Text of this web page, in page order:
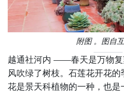
附图 。图自
越通社河内 ——春天是万物复
风吹绿了树枝。石莲花开花
花是景天科植物的一种，也